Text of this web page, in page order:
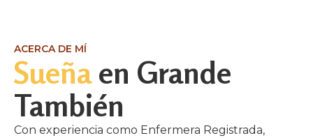
ACERCA DE MÍ
Sueñaen Grande
También
Con experiencia como Enfermera Registrada,